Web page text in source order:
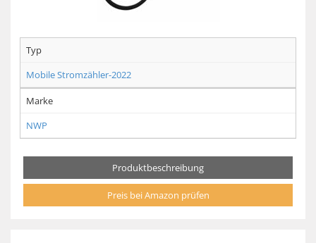
Typ
Mobile Stromzähler-2022
Marke
NWP
Produktbeschreibung
Preis bei Amazon prüfen